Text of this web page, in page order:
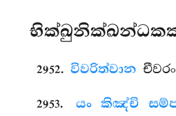
2952.විවරිත්වාන
2953.යං කිඤ්චි